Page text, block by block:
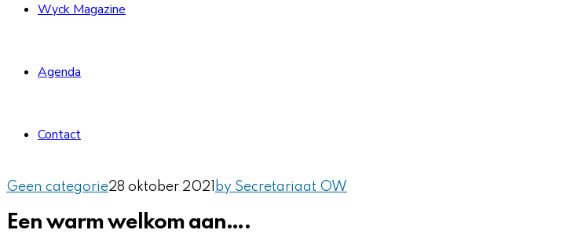
Wyck Magazine
Agenda
Contact
Geen categorie28 oktober 2021 by Secretariaat OW
Een warm welkom aan….